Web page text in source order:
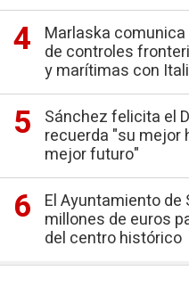
Marlaska
de controles
y marítimas con
Sánchez felicita el
recuerda "su mejor
mejor futuro"
El Ayuntamiento
millones de euros
del centro histórico